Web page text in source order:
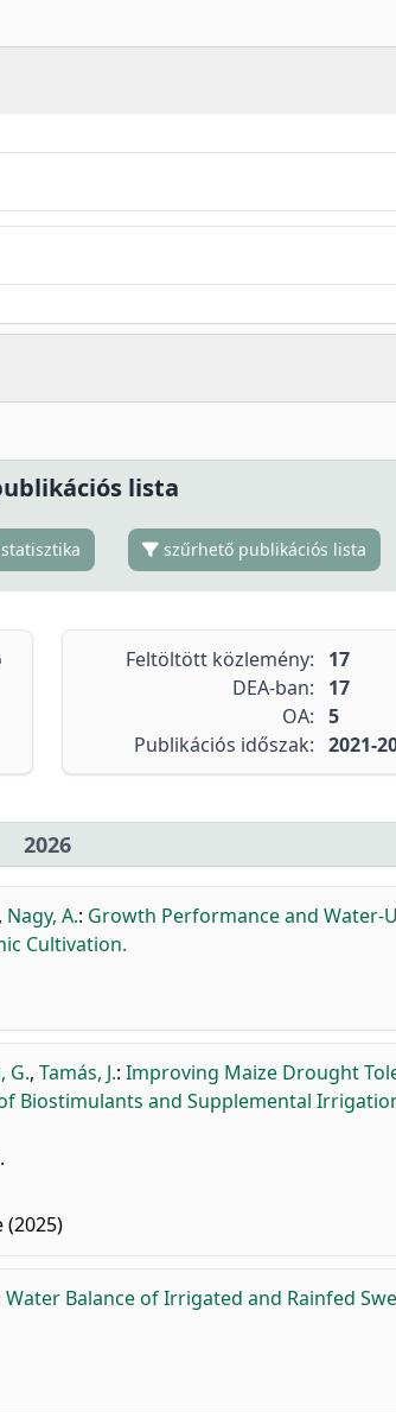
lista
statisztika szűrhető publikációs lista
Feltöltött közlemény:
17
DEA-ban:
17
OA: 5
Publikációs időszak: 2021-
2026
, Nagy, A.: Growth Performance and Water-
Cultivation.
G., Tamás, J.: Improving Maize Drought
Biostimulants and Supplemental
(2025)
Water Balance of Irrigated and Rainfed